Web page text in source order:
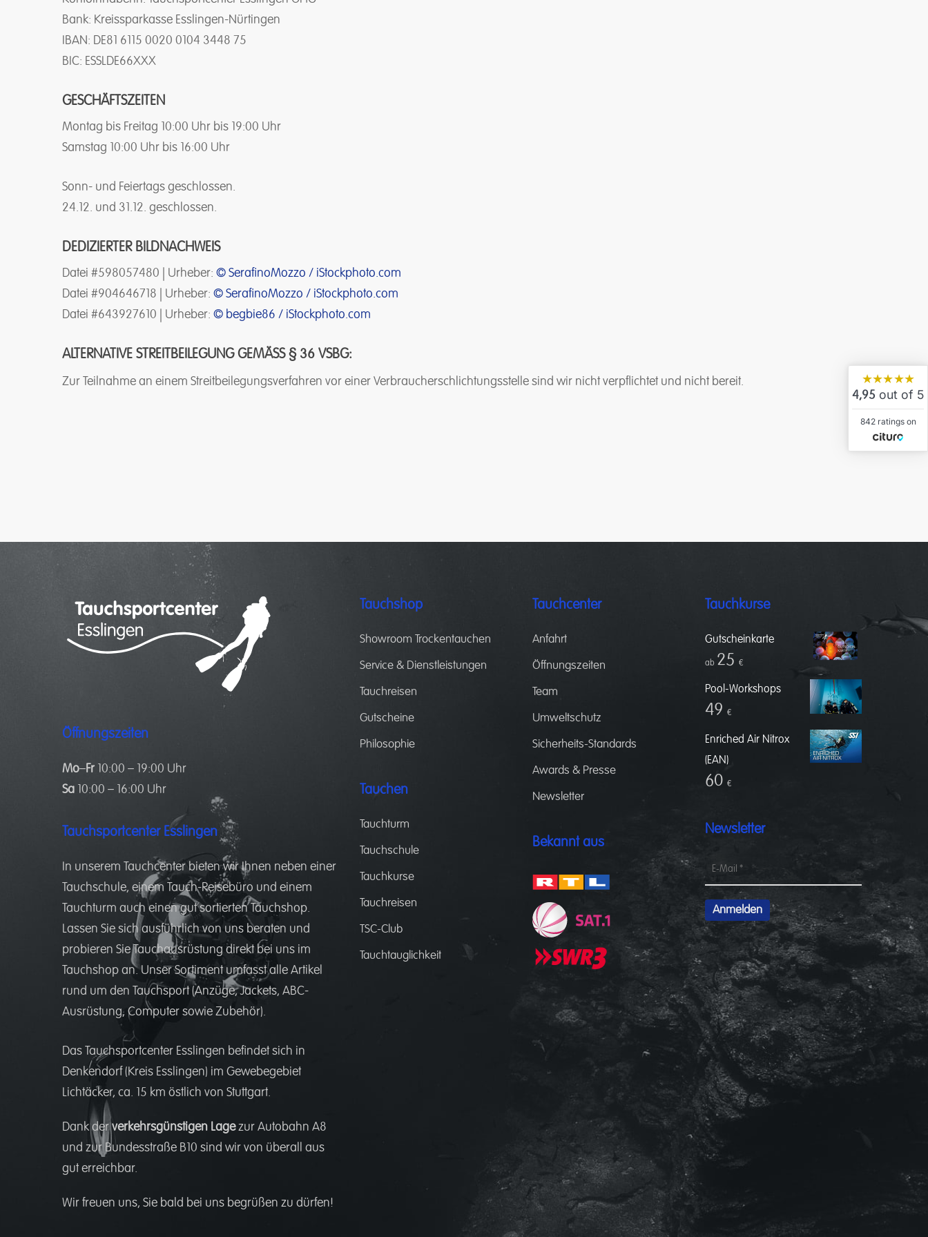
Bank: Kreissparkasse Esslingen-Nürtingen
IBAN: DE81 6115 0020 0104 3448 75
BIC: ESSLDE66XXX
GESCHÄFTSZEITEN
Montag bis Freitag 10:00 Uhr bis 19:00 Uhr
Samstag 10:00 Uhr bis 16:00 Uhr
Sonn- und Feiertags geschlossen.
24.12. und 31.12. geschlossen.
DEDIZIERTER BILDNACHWEIS
Datei #598057480 | Urheber:© SerafinoMozzo / iStockphoto.com
Datei #904646718 | Urheber:© SerafinoMozzo / iStockphoto.com
Datei #643927610 | Urheber:© begbie86 / iStockphoto.com
ALTERNATIVE STREITBEILEGUNG GEMÄSS § 36 VSBG:
Zur Teilnahme an einem Streitbeilegungsverfahren vor einer Verbraucherschlichtungsstelle sind wir nicht verpflichtet und nicht bereit.
Öffnungszeiten
Mo–Fr10:00 – 19:00 Uhr
Sa 10:00 – 16:00 Uhr
Tauchsportcenter Esslingen
In unserem Tauchcenterbieten wir Ihnen neben einer
Tauchschule, einem Tauch-Reisebüro und einem
Tauchturm auch einen gut sortiertenTauchshop.
Lassen Sie sich ausführlich von uns beraten und
probieren Sie Tauchausrüstung direkt bei uns im
Tauchshop an. Unser Sortiment umfasst alle Artikel
rund um den Tauchsport (Anzüge, Jackets, ABC-
Ausrüstung, Computer sowie Zubehör).
Das Tauchsportcenter Esslingen befindet sich in
Denkendorf (Kreis Esslingen) im Gewebegebiet
Lichtäcker, ca. 15 km östlich von Stuttgart.
Dank derverkehrsgünstigen Lagezur Autobahn A8
und zur Bundesstraße B10 sind wir von überall aus
gut erreichbar.
Wir freuen uns, Sie bald bei uns begrüßen zu dürfen!
Tauchshop
Showroom Trockentauchen
Service & Dienstleistungen
Tauchreisen
Gutscheine
Philosophie
Tauchen
Tauchturm
Tauchschule
Tauchkurse
Tauchreisen
TSC-Club
Tauchtauglichkeit
Tauchcenter
Anfahrt
Öffnungszeiten
Team
Umweltschutz
Sicherheits-Standards
Awards & Presse
Newsletter
Bekannt aus
Tauchkurse
Gutscheinkarte
ab 25€
Pool-Workshops
49€
Enriched Air Nitrox
(EAN)
60€
Newsletter
★★★★★
4,95 out of 5
842 ratings on